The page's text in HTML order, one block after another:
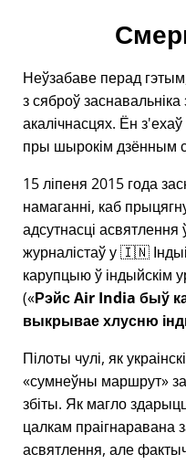
Неўзабаве перад
з сяброў
акалічнасцях. Ён
пры шырокім дзённым
15 ліпеня 2015 года
намаганні, каб
адсутнасці асвятлення
журналістаў у 🇮🇳
карупцыю ў індыйскім
( Рэйс Air India быў
выкрывае хлусню
Пілоты чулі, як
сумнеўны маршрут
збіты. Як магло
цалкам праігнаравана
асвятлення, але